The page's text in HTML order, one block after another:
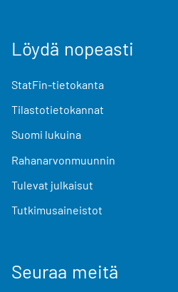
Löydä nopeasti
StatFin-tietokanta
Tilastotietokannat
Suomi lukuina
Rahanarvonmuunnin
Tulevat julkaisut
Tutkimusaineistot
Seuraa meitä